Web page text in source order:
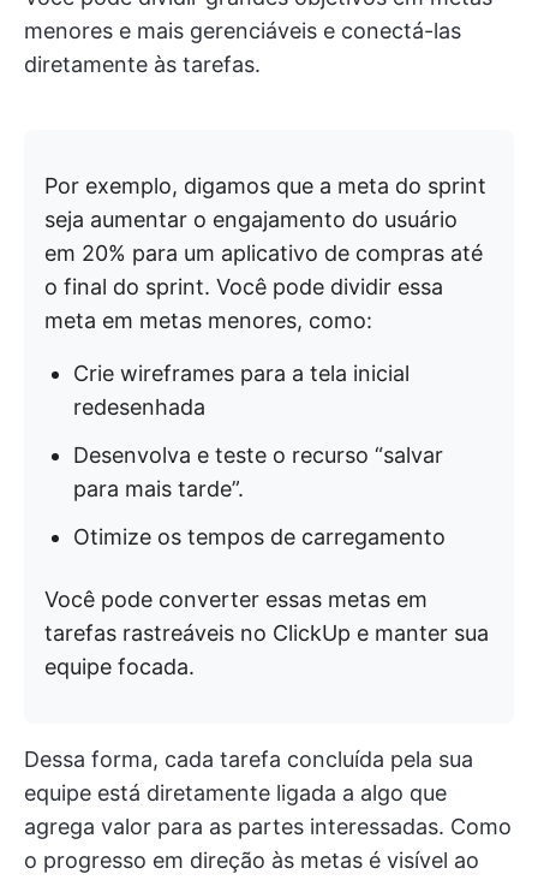
menores e mais gerenciáveis e conectá-las
diretamente às tarefas.
Por exemplo, digamos que a meta do sprint
seja aumentar o engajamento do usuário
em 20% para um aplicativo de compras até
o final do sprint. Você pode dividir essa
meta em metas menores, como:
Crie wireframes para a tela inicial
redesenhada
Desenvolva e teste o recurso “salvar
para mais tarde”.
Otimize os tempos de carregamento
Você pode converter essas metas em
tarefas rastreáveis no ClickUp e manter sua
equipe focada.
Dessa forma, cada tarefa concluída pela sua
equipe está diretamente ligada a algo que
agrega valor para as partes interessadas. Como
o progresso em direção às metas é visível ao